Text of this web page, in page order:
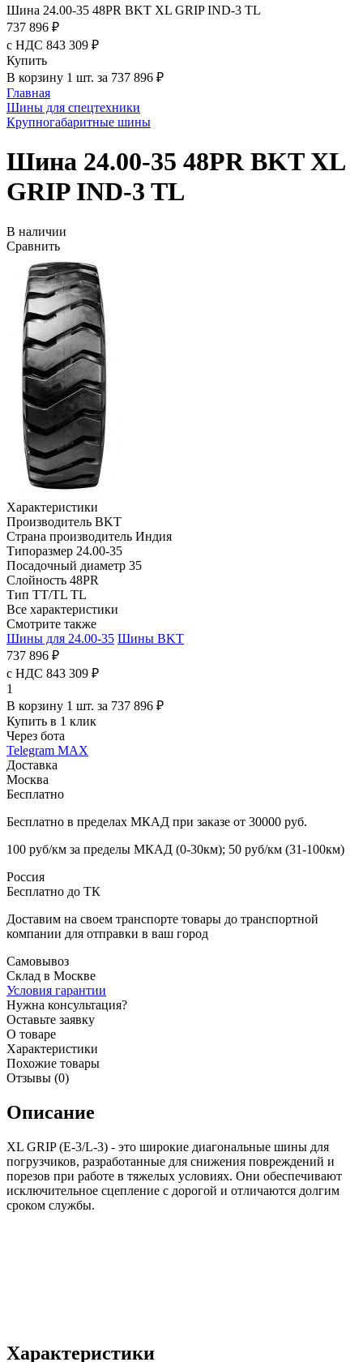
Шина 24.00-35 48PR BKT XL GRIP IND-3 TL
737 896 ₽
с НДС 843 309 ₽
Купить
В корзину 1 шт. за 737 896 ₽
Главная
Шины для спецтехники
Крупногабаритные шины
Шина 24.00-35 48PR BKT XL
GRIP IND-3 TL
В наличии
Сравнить
Характеристики
Производитель BKT
Страна производитель Индия
Типоразмер 24.00-35
Посадочный диаметр 35
Слойность 48PR
Тип TT/TL TL
Все характеристики
Смотрите также
Шины для 24.00-35 Шины BKT
737 896 ₽
с НДС 843 309 ₽
1
В корзину 1 шт. за 737 896 ₽
Купить в 1 клик
Через бота
Telegram MAX
Доставка
Москва
Бесплатно
Бесплатно в пределах МКАД при заказе от 30000 руб.
100 руб/км за пределы МКАД (0-30км); 50 руб/км (31-100км)
Россия
Бесплатно до ТК
Доставим на своем транспорте товары до транспортной
компании для отправки в ваш город
Самовывоз
Склад в Москве
Условия гарантии
Нужна консультация?
Оставьте заявку
О товаре
Характеристики
Похожие товары
Отзывы (0)
Описание
XL GRIP (E-3/L-3) - это широкие диагональные шины для
погрузчиков, разработанные для снижения повреждений и
порезов при работе в тяжелых условиях. Они обеспечивают
исключительное сцепление с дорогой и отличаются долгим
сроком службы.
Характеристики